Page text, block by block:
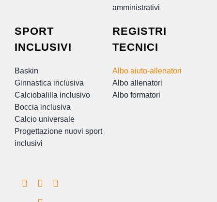
amministrativi
SPORT
INCLUSIVI
Baskin
Ginnastica inclusiva
Calciobalilla inclusivo
Boccia inclusiva
Calcio universale
Progettazione nuovi sport
inclusivi
REGISTRI
TECNICI
Albo aiuto-allenatori
Albo allenatori
Albo formatori